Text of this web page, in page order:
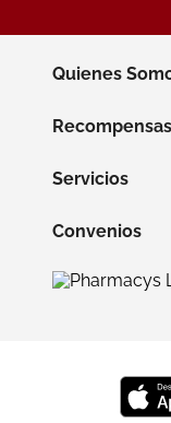
Quienes
Servicios
Convenios